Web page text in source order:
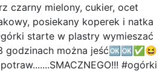
czarny mielony, cukier, ocet
posiekany koperek i natka
starte w plastry wymieszać
godzinach można jeść🆗🆗✅😆
#ogórki